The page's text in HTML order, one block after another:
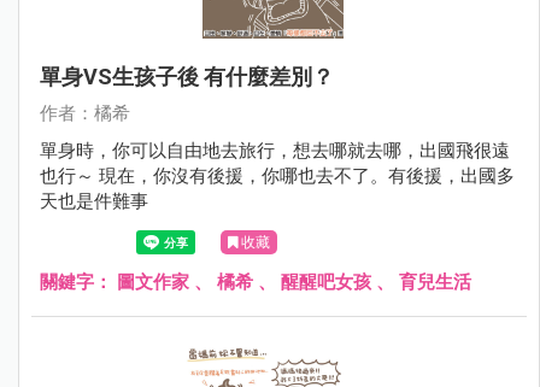
單身VS生孩子後 有什麼差別？
作者：橘希
單身時，你可以自由地去旅行，想去哪就去哪，出國飛很遠
也行～ 現在，你沒有後援，你哪也去不了。有後援，出國多
天也是件難事
收藏
關鍵字： 圖文作家 、 橘希 、 醒醒吧女孩 、 育兒生活